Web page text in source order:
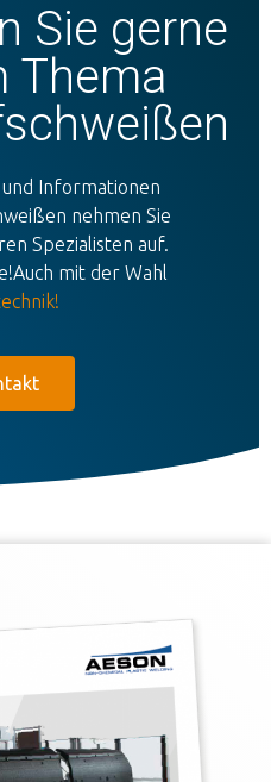
Sie gerne
Thema
Informationen
nehmen Sie
Spezialisten auf.
mit der Wahl
!